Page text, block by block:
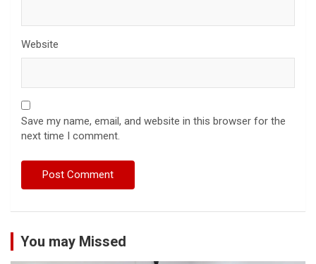
Website
Save my name, email, and website in this browser for the
next time I comment.
You may Missed